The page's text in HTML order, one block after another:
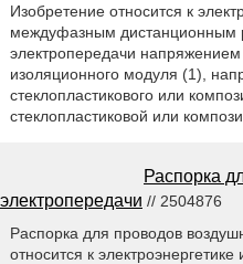
Изобретение относится к
междуфазным дистанционным
электропередачи
изоляционного модуля (1),
стеклопластикового или
стеклопластиковой или
Распорка
электропередачи // 2504876
Распорка для проводов
относится к